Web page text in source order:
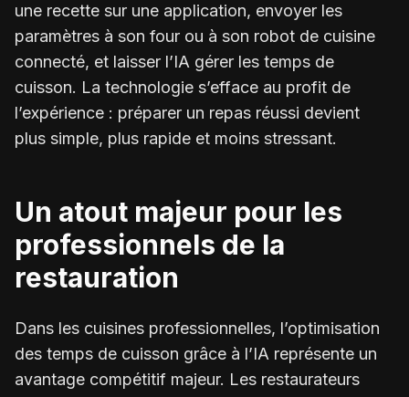
une recette sur une application, envoyer les
paramètres à son four ou à son robot de cuisine
connecté, et laisser l’IA gérer les temps de
cuisson. La technologie s’efface au profit de
l’expérience : préparer un repas réussi devient
plus simple, plus rapide et moins stressant.
Un atout majeur pour les
professionnels de la
restauration
Dans les cuisines professionnelles, l’optimisation
des temps de cuisson grâce à l’IA représente un
avantage compétitif majeur. Les restaurateurs